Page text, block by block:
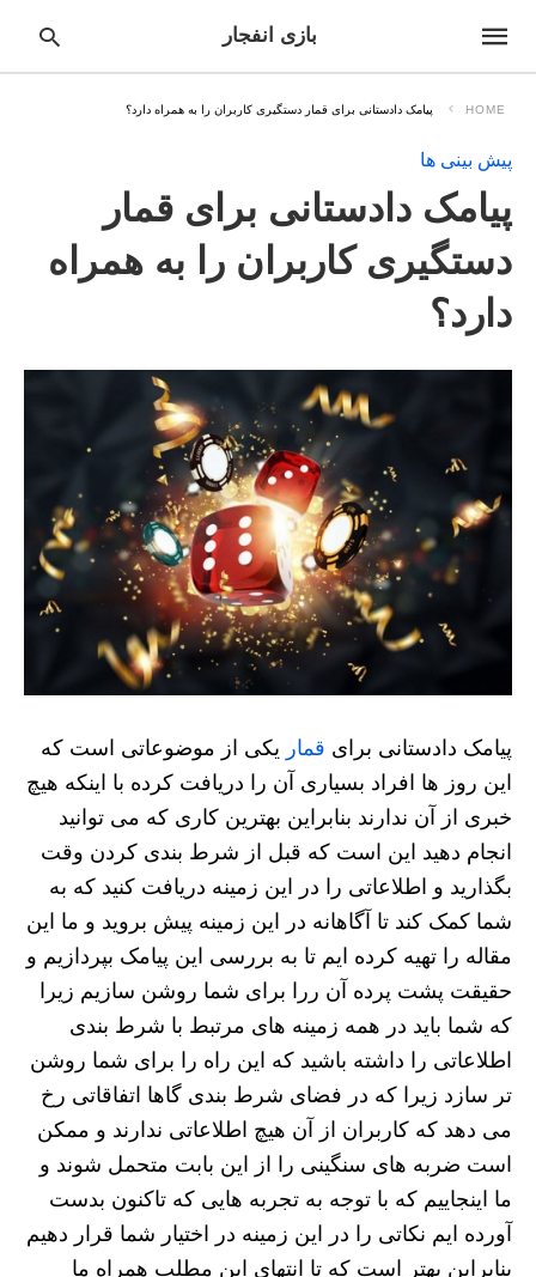
بازی انفجار
HOME پیامک دادستانی برای قمار دستگیری کاربران را به همراه دارد؟
پیش بینی ها
پیامک دادستانی برای قمار
دستگیری کاربران را به همراه
دارد؟
پیامک دادستانی برای قمار یکی از موضوعاتی است که
این روز ها افراد بسیاری آن را دریافت کرده با اینکه هیچ
خبری از آن ندارند بنابراین بهترین کاری که می توانید
انجام دهید این است که قبل از شرط بندی کردن وقت
بگذارید و اطلاعاتی را در این زمینه دریافت کنید که به
شما کمک کند تا آگاهانه در این زمینه پیش بروید و ما این
مقاله را تهیه کرده ایم تا به بررسی این پیامک بپردازیم و
حقیقت پشت پرده آن ررا برای شما روشن سازیم زیرا
که شما باید در همه زمینه های مرتبط با شرط بندی
اطلاعاتی را داشته باشید که این راه را برای شما روشن
تر سازد زیرا که در فضای شرط بندی گاها اتفاقاتی رخ
می دهد که کاربران از آن هیچ اطلاعاتی ندارند و ممکن
است ضربه های سنگینی را از این بابت متحمل شوند و
ما اینجاییم که با توجه به تجربه هایی که تاکنون بدست
آورده ایم نکاتی را در این زمینه در اختیار شما قرار دهیم
بنابراین بهتر است که تا انتهای این مطلب همراه ما